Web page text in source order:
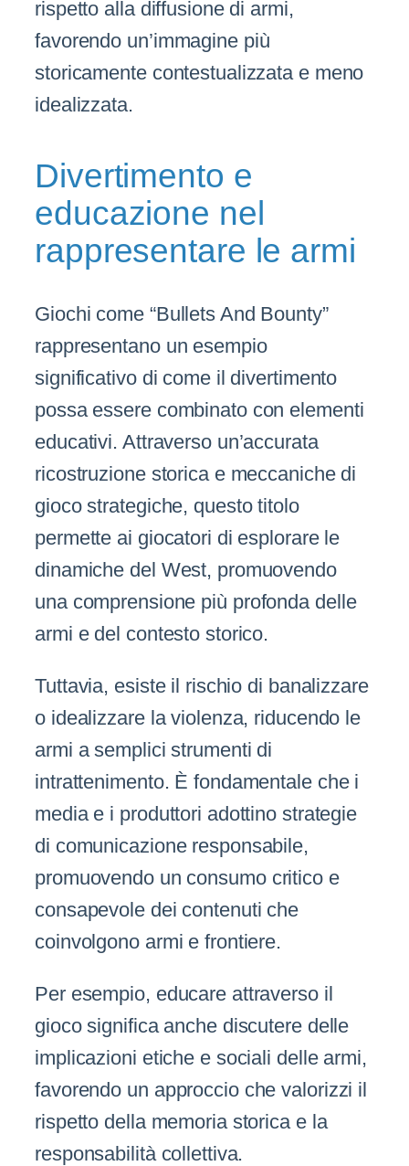
rispetto alla diffusione di armi,
favorendo un’immagine più
storicamente contestualizzata e meno
idealizzata.
Divertimento e
educazione nel
rappresentare le armi
Giochi come “Bullets And Bounty”
rappresentano un esempio
significativo di come il divertimento
possa essere combinato con elementi
educativi. Attraverso un’accurata
ricostruzione storica e meccaniche di
gioco strategiche, questo titolo
permette ai giocatori di esplorare le
dinamiche del West, promuovendo
una comprensione più profonda delle
armi e del contesto storico.
Tuttavia, esiste il rischio di banalizzare
o idealizzare la violenza, riducendo le
armi a semplici strumenti di
intrattenimento. È fondamentale che i
media e i produttori adottino strategie
di comunicazione responsabile,
promuovendo un consumo critico e
consapevole dei contenuti che
coinvolgono armi e frontiere.
Per esempio, educare attraverso il
gioco significa anche discutere delle
implicazioni etiche e sociali delle armi,
favorendo un approccio che valorizzi il
rispetto della memoria storica e la
responsabilità collettiva.